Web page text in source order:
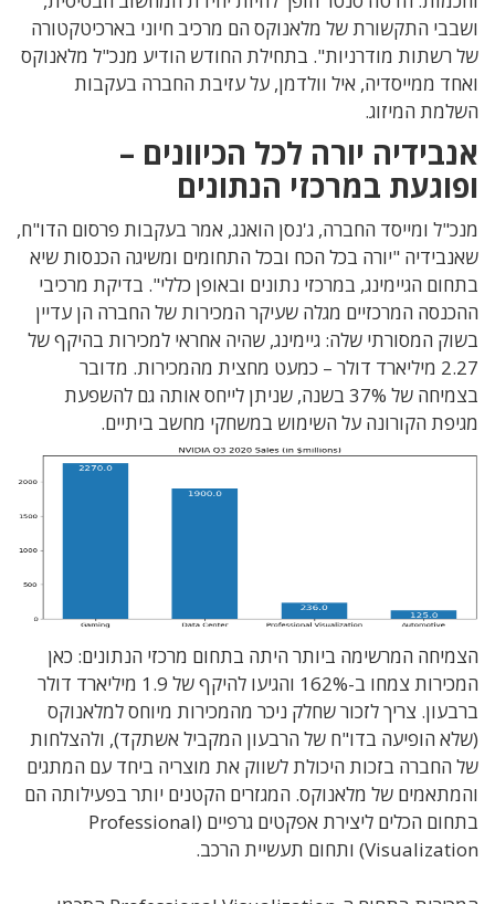
ושבבי התקשורת של מלאנוקס הם מרכיב חיוני בארכיטקטורה
של רשתות מודרניות". בתחילת החודש הודיע מנכ"ל מלאנוקס
ואחד ממייסדיה, איל וולדמן, על עזיבת החברה בעקבות
השלמת המיזוג.
אנבידיה יורה לכל הכיוונים –
ופוגעת במרכזי הנתונים
מנכ"ל ומייסד החברה, ג'נסן הואנג, אמר בעקבות פרסום הדו"ח,
שאנבידיה "יורה בכל הכח ובכל התחומים ומשיגה הכנסות שיא
בתחום הגיימינג, במרכזי נתונים ובאופן כללי". בדיקת מרכיבי
ההכנסה המרכזיים מגלה שעיקר המכירות של החברה הן עדיין
בשוק המסורתי שלה: גיימינג, שהיה אחראי למכירות בהיקף של
2.27 מיליארד דולר – כמעט מחצית מהמכירות. מדובר
בצמיחה של 37% בשנה, שניתן לייחס אותה גם להשפעת
מגיפת הקורונה על השימוש במשחקי מחשב ביתיים.
הצמיחה המרשימה ביותר היתה בתחום מרכזי הנתונים: כאן
המכירות צמחו ב-162% והגיעו להיקף של 1.9 מיליארד דולר
ברבעון. צריך לזכור שחלק ניכר מהמכירות מיוחס למלאנוקס
(שלא הופיעה בדו"ח של הרבעון המקביל אשתקד), ולהצלחות
של החברה בזכות היכולת לשווק את מוצריה ביחד עם המתגים
והמתאמים של מלאנוקס. המגזרים הקטנים יותר בפעילותה הם
בתחום הכלים ליצירת אפקטים גרפיים (Professional
Visualization) ותחום תעשיית הרכב.